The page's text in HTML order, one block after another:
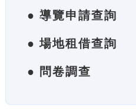
● 導覽申請查詢
● 場地租借查詢
● 問卷調查